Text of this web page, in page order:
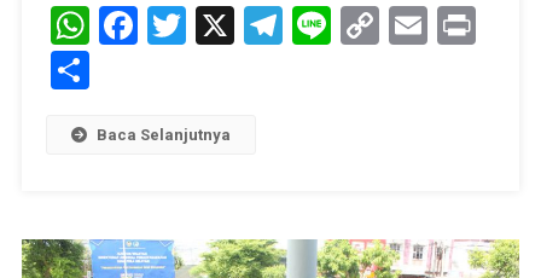
WhatsApp
Facebook
Twitter
X Telegram
LineCopyEmail
Share
Baca Selanjutnya